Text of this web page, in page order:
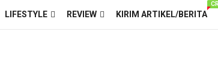
LIFESTYLE REVIEW KIRIM ARTIKEL/BERITA